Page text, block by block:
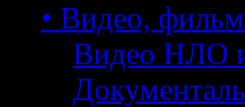
• Видео,
Видео НЛО